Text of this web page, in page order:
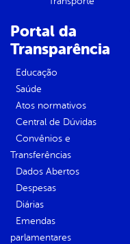
Portal da
Transparência
Educação
Saúde
Atos normativos
Central de Dúvidas
Convênios e
Transferências
Dados Abertos
Despesas
Diárias
Emendas
parlamentares